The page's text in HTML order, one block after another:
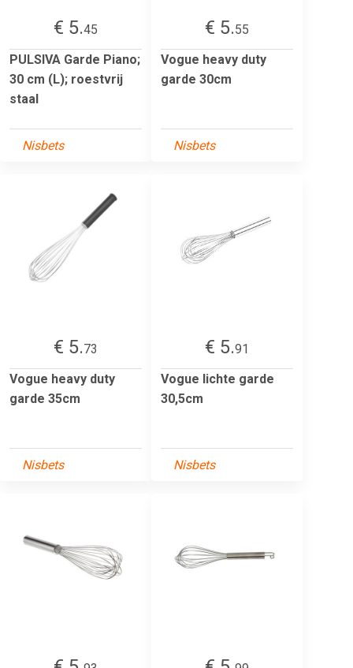
€ 5.45
PULSIVA Garde Piano;
30 cm (L); roestvrij
staal
Nisbets
€ 5.55
Vogue heavy duty
garde 30cm
Nisbets
€ 5.73
Vogue heavy duty
garde 35cm
Nisbets
€ 5.91
Vogue lichte garde
30,5cm
Nisbets